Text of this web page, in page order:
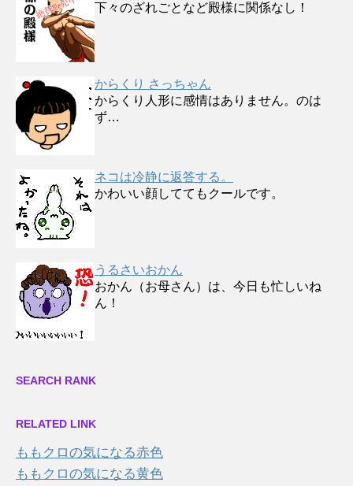
下々のざれごとなど殿様に関係なし！
からくり さっちゃん
からくり人形に感情はありません。のは
ず…
ネコは冷静に返答する。
かわいい顔しててもクールです。
うるさいおかん
おかん（お母さん）は、今日も忙しいね
ん！
SEARCH RANK
RELATED LINK
ももクロの気になる赤色
ももクロの気になる黄色